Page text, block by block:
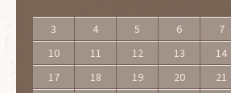
3
4 5 6 7
10
11 12 13 14
17
18 19 20 21